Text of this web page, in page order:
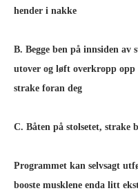
hender i nakke
B. Begge ben på innsiden av
utover og løft overkropp opp
strake foran deg
C. Båten på stolsetet, strake
Programmet kan selvsagt
booste musklene enda litt